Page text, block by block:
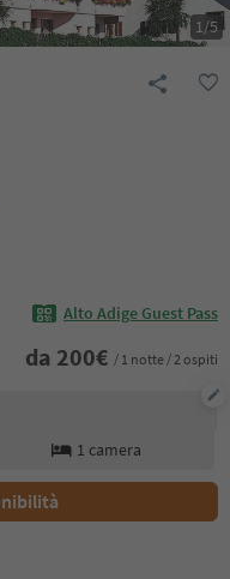
1/5
Alto Adige Guest Pass
da 200€ / 1 notte / 2 ospiti
1 camera